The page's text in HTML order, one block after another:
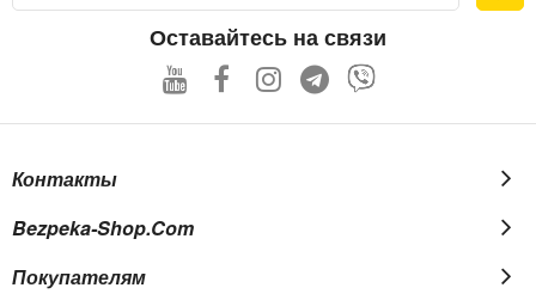
for
Оставайтесь на связи
Контакты
Bezpeka-Shop.com
Покупателям